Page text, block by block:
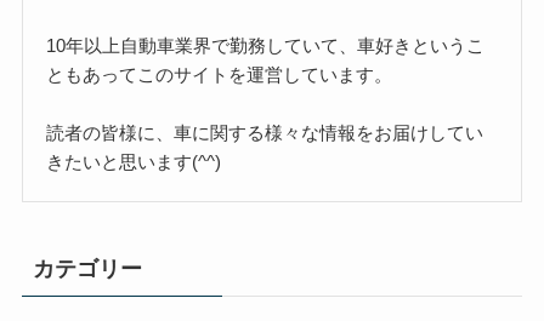
10年以上自動車業界で勤務していて、車好きというこ
ともあってこのサイトを運営しています。
読者の皆様に、車に関する様々な情報をお届けしてい
きたいと思います(^^)
カテゴリー